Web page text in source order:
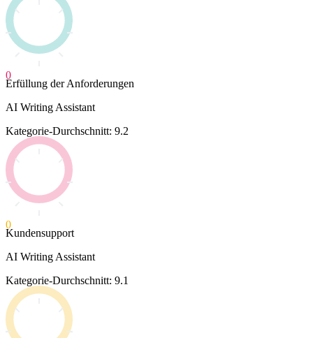
0
Erfüllung der Anforderungen
AI Writing Assistant
Kategorie-Durchschnitt: 9.2
0
Kundensupport
AI Writing Assistant
Kategorie-Durchschnitt: 9.1